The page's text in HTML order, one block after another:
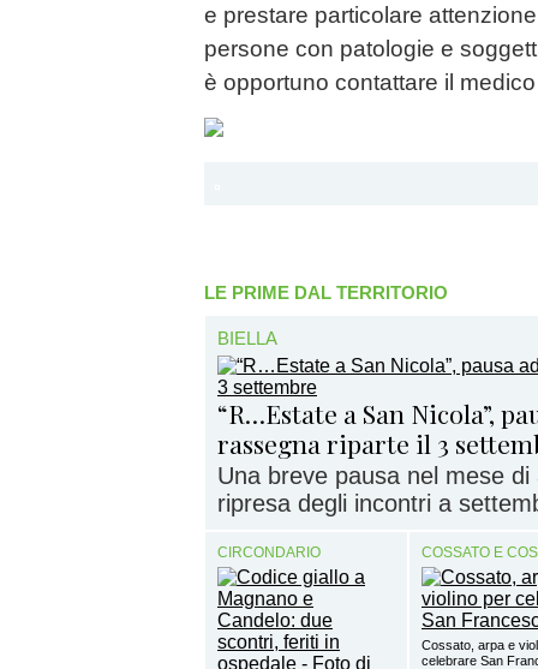
e prestare particolare
persone con patologie e
è opportuno contattare il
LE PRIME DAL TERRITORIO
BIELLA
“R…Estate a San Nicola”,
rassegna riparte il 3
Una breve pausa nel mese
ripresa degli incontri a
CIRCONDARIO COSSATO E
Cossato, arpa e
celebrare San